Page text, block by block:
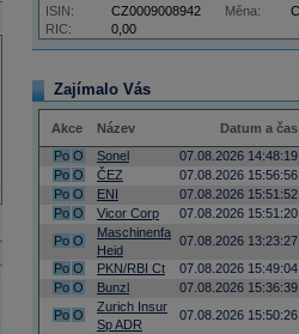
RIC: 0,00
ISIN: CZ0009008942 Měna:
Zajímalo Vás
Akce Název
Datum a čas
Po O Sonel
07.08.2026 14:48:19
Po O ČEZ
07.08.2026 15:56:56
Po O ENI
07.08.2026 15:51:52
Po O Vicor Corp
07.08.2026 15:51:20
Po O
Maschinenfa
Heid
07.08.2026 13:23:27
Po O PKN/RBI Ct
07.08.2026 15:49:04
Po O Bunzl
07.08.2026 15:36:39
Po O
Zurich Insur
Sp ADR
07.08.2026 15:50:26